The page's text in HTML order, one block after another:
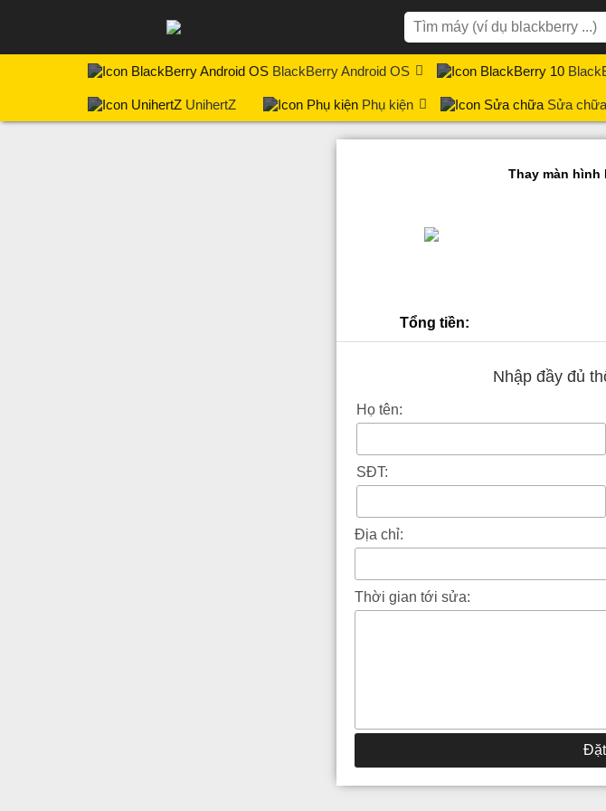
BlackBerry Android OS
UnihertZ Phụ kiện Sửa chữa
Thay màn hình
Tổng tiền:
Nhập đầy đủ
Họ tên:
SĐT:
Địa chỉ:
Thời gian tới sửa: